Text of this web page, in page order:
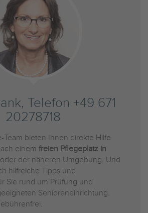
Telefon +49 671
20278718
Team bieten Ihnen direkte Hilfe
einem freien Pflegeplatz in
oder der näheren Umgebung. Und
hilfreiche Tipps und
Sie rund um Prüfung und
Senioreneinrichtung.